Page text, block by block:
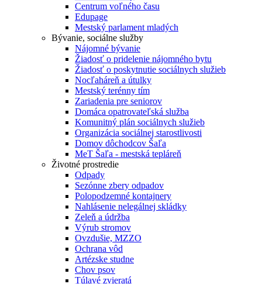
Centrum voľného času
Edupage
Mestský parlament mladých
Bývanie, sociálne služby
Nájomné bývanie
Žiadosť o pridelenie nájomného bytu
Žiadosť o poskytnutie sociálnych služieb
Nocľaháreň a útulky
Mestský terénny tím
Zariadenia pre seniorov
Domáca opatrovateľská služba
Komunitný plán sociálnych služieb
Organizácia sociálnej starostlivosti
Domov dôchodcov Šaľa
MeT Šaľa - mestská tepláreň
Životné prostredie
Odpady
Sezónne zbery odpadov
Polopodzemné kontajnery
Nahlásenie nelegálnej skládky
Zeleň a údržba
Výrub stromov
Ovzdušie, MZZO
Ochrana vôd
Artézske studne
Chov psov
Túlavé zvieratá